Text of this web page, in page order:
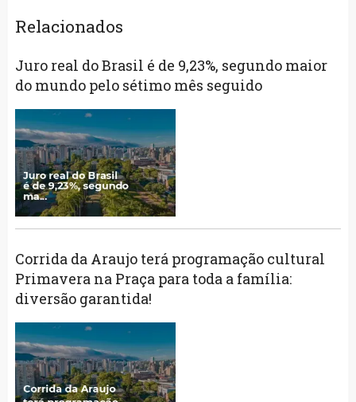
Relacionados
Juro real do Brasil é de 9,23%, segundo maior
do mundo pelo sétimo mês seguido
Corrida da Araujo terá programação cultural
Primavera na Praça para toda a família:
diversão garantida!